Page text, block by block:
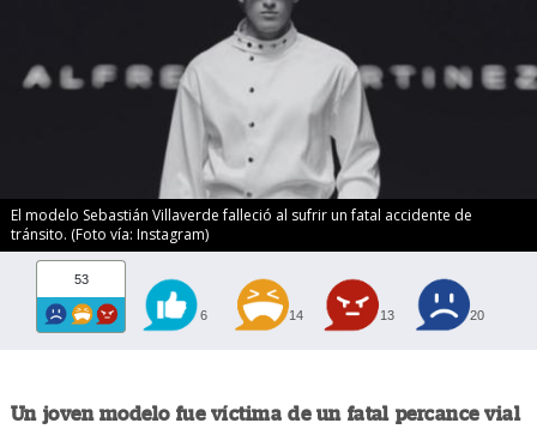
El modelo Sebastián Villaverde falleció al sufrir un fatal accidente de
tránsito. (Foto vía: Instagram)
53
6 14 13 20
Un joven modelo fue víctima de un fatal percance vial